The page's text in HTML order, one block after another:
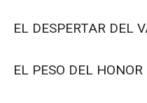
EL DESPERTAR DEL
EL PESO DEL